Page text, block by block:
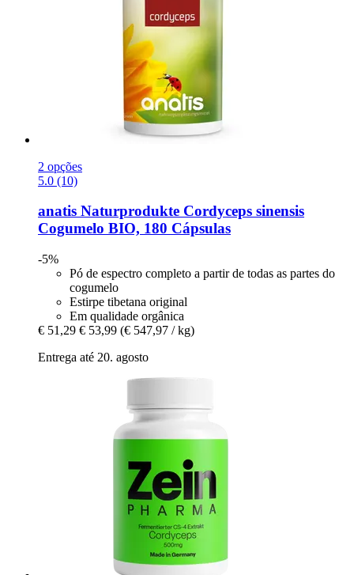
2 opções
5.0 (10)
anatis Naturprodukte Cordyceps sinensis
Cogumelo BIO, 180 Cápsulas
-5%
Pó de espectro completo a partir de todas as partes do
cogumelo
Estirpe tibetana original
Em qualidade orgânica
€ 51,29 € 53,99 (€ 547,97 / kg)
Entrega até 20. agosto